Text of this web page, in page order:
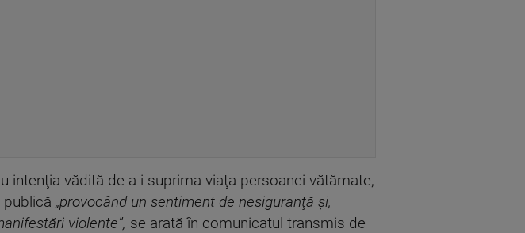
intenţia vădită de a-i suprima viaţa persoanei vătămate,
publică „provocând un sentiment de nesiguranţă şi,
violente”, se arată în comunicatul transmis de